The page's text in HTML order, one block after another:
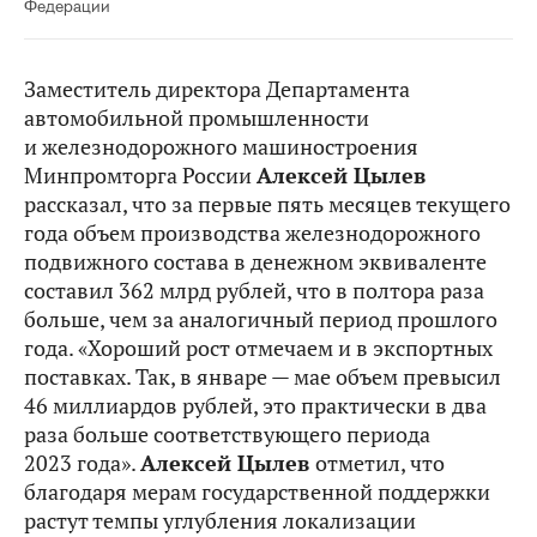
Федерации
Заместитель директора Департамента
автомобильной промышленности
и железнодорожного машиностроения
Минпромторга РоссииАлексей Цылев
рассказал, что за первые пять месяцев текущего
года объем производства железнодорожного
подвижного состава в денежном эквиваленте
составил 362 млрд рублей, что в полтора раза
больше, чем за аналогичный период прошлого
года. «Хороший рост отмечаем и в экспортных
поставках. Так, в январе — мае объем превысил
46 миллиардов рублей, это практически в два
раза больше соответствующего периода
2023 года».Алексей Цылев отметил, что
благодаря мерам государственной поддержки
растут темпы углубления локализации